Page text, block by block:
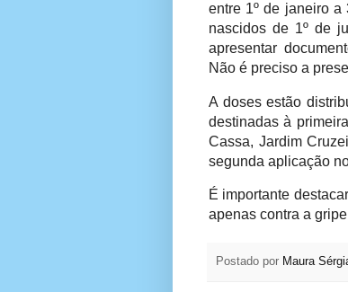
entre 1º de janeiro
nascidos de 1º de
apresentar
Não é preciso a
A doses estão
destinadas à
Cassa, Jardim
segunda aplicação
É importante
apenas contra a
Postado por Maura